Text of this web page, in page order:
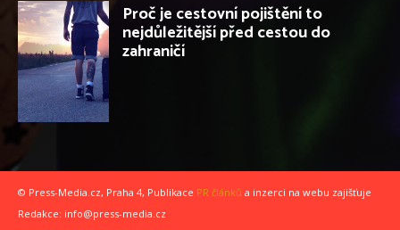
Proč je cestovní pojištění to
nejdůležitější před cestou do
zahraničí
© Press-Media.cz, Praha 4, Publikace PR článků a inzerci na webu zajišťuje
Redakce: info@press-media.cz